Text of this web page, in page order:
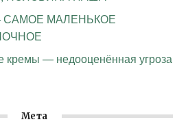
МАЛЕНЬКОЕ
кремы — недооценённая угроза
Мета